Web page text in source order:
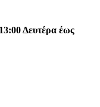
Δευτέρα έως